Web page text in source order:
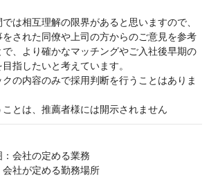
は相互理解の限界があると思いますので、
された同僚や上司の方からのご意見を参考
、より確かなマッチングやご入社後早期の
指したいと考えています。
の内容のみで採用判断を行うことはありま
とは、推薦者様には開示されません
：会社の定める業務
会社が定める勤務場所